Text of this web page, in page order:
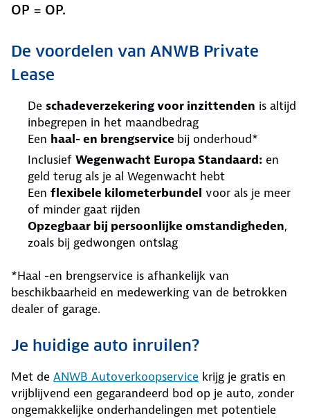
OP = OP.
De voordelen van ANWB Private
Lease
De schadeverzekering voor inzittenden is altijd
inbegrepen in het maandbedrag
Een haal- en brengservice bij onderhoud*
Inclusief Wegenwacht Europa Standaard: en
geld terug als je al Wegenwacht hebt
Een flexibele kilometerbundel voor als je meer
of minder gaat rijden
Opzegbaar bij persoonlijke omstandigheden,
zoals bij gedwongen ontslag
*Haal -en brengservice is afhankelijk van
beschikbaarheid en medewerking van de betrokken
dealer of garage.
Je huidige auto inruilen?
Met de ANWB Autoverkoopservice krijg je gratis en
vrijblijvend een gegarandeerd bod op je auto, zonder
ongemakkelijke onderhandelingen met potentiele